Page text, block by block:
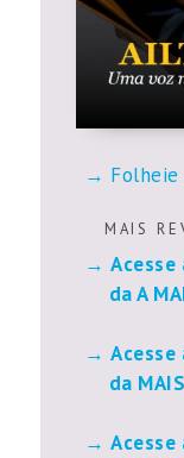
M A I S R E V
da A
da